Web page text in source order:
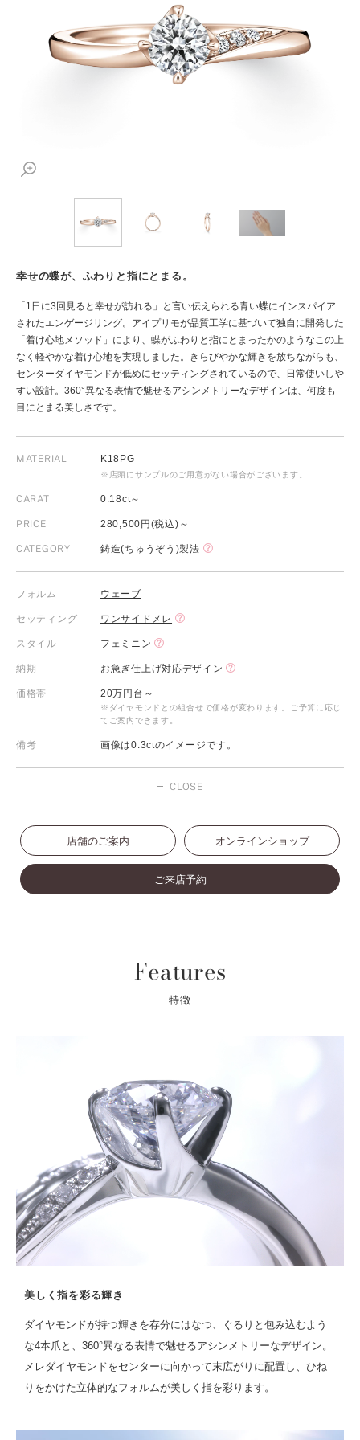
幸せの蝶が、ふわりと指にとまる。
「1日に3回見ると幸せが訪れる」と言い伝えられる青い蝶にインスパイア
されたエンゲージリング。アイプリモが品質工学に基づいて独自に開発した
「着け心地メソッド」により、蝶がふわりと指にとまったかのようなこの上
なく軽やかな着け心地を実現しました。きらびやかな輝きを放ちながらも、
センターダイヤモンドが低めにセッティングされているので、日常使いしや
すい設計。360°異なる表情で魅せるアシンメトリーなデザインは、何度も
目にとまる美しさです。
MATERIAL K18PG
※店頭にサンプルのご用意がない場合がございます。
CARAT 0.18ct～
PRICE 280,500円(税込)～
CATEGORY 鋳造(ちゅうぞう)製法
フォルム ウェーブ
セッティング ワンサイドメレ
スタイル フェミニン
納期 お急ぎ仕上げ対応デザイン
価格帯 20万円台～
※ダイヤモンドとの組合せで価格が変わります。ご予算に応じ
てご案内できます。
備考 画像は0.3ctのイメージです。
CLOSE
店舗のご案内 オンラインショップ
ご来店予約
Features
特徴
美しく指を彩る輝き
ダイヤモンドが持つ輝きを存分にはなつ、ぐるりと包み込むよう
な4本爪と、360°異なる表情で魅せるアシンメトリーなデザイン。
メレダイヤモンドをセンターに向かって末広がりに配置し、ひね
りをかけた立体的なフォルムが美しく指を彩ります。